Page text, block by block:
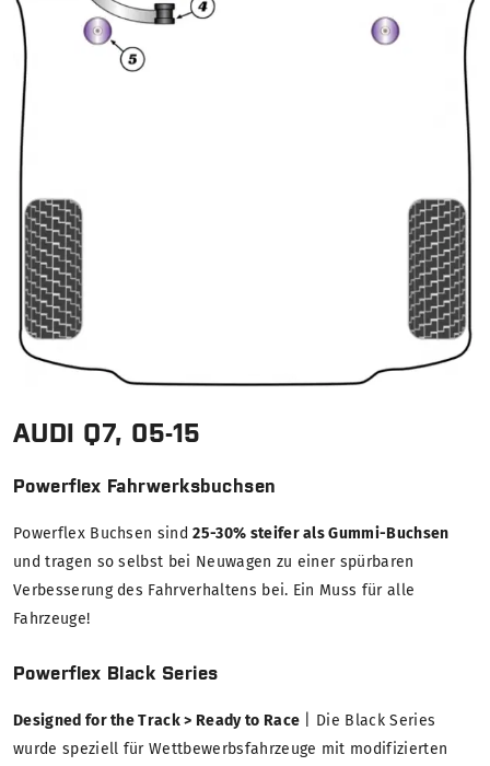
AUDI Q7, 05-15
Powerflex Fahrwerksbuchsen
Powerflex Buchsen sind25-30% steifer als Gummi-Buchsen
und tragen so selbst bei Neuwagen zu einer spürbaren
Verbesserung des Fahrverhaltens bei. Ein Muss für alle
Fahrzeuge!
Powerflex Black Series
Designed for the Track > Ready to Race | Die Black Series
wurde speziell für Wettbewerbsfahrzeuge mit modifizierten